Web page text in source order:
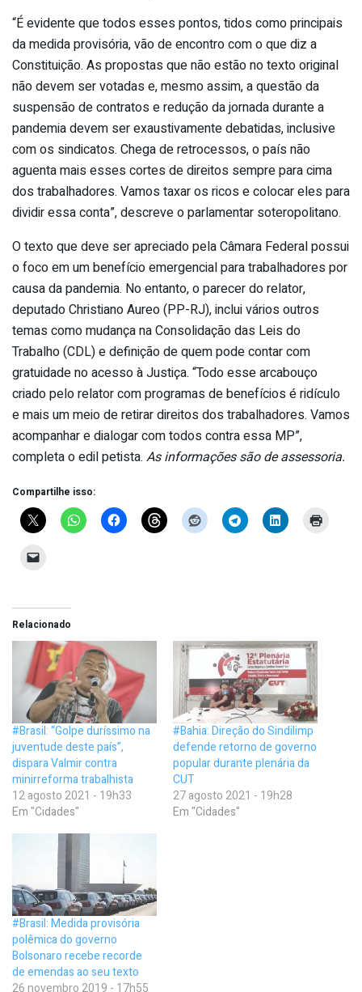
“É evidente que todos esses pontos, tidos como principais
da medida provisória, vão de encontro com o que diz a
Constituição. As propostas que não estão no texto original
não devem ser votadas e, mesmo assim, a questão da
suspensão de contratos e redução da jornada durante a
pandemia devem ser exaustivamente debatidas, inclusive
com os sindicatos. Chega de retrocessos, o país não
aguenta mais esses cortes de direitos sempre para cima
dos trabalhadores. Vamos taxar os ricos e colocar eles para
dividir essa conta”, descreve o parlamentar soteropolitano.
O texto que deve ser apreciado pela Câmara Federal possui
o foco em um benefício emergencial para trabalhadores por
causa da pandemia. No entanto, o parecer do relator,
deputado Christiano Aureo (PP-RJ), inclui vários outros
temas como mudança na Consolidação das Leis do
Trabalho (CDL) e definição de quem pode contar com
gratuidade no acesso à Justiça. “Todo esse arcabouço
criado pelo relator com programas de benefícios é ridículo
e mais um meio de retirar direitos dos trabalhadores. Vamos
acompanhar e dialogar com todos contra essa MP”,
completa o edil petista. As informações são de assessoria.
Compartilhe isso:
Relacionado
#Brasil: “Golpe duríssimo na
juventude deste país”,
dispara Valmir contra
minirreforma trabalhista
12 agosto 2021 - 19h33
Em "Cidades"
#Bahia: Direção do Sindilimp
defende retorno de governo
popular durante plenária da
CUT
27 agosto 2021 - 19h28
Em "Cidades"
#Brasil: Medida provisória
polêmica do governo
Bolsonaro recebe recorde
de emendas ao seu texto
26 novembro 2019 - 17h55